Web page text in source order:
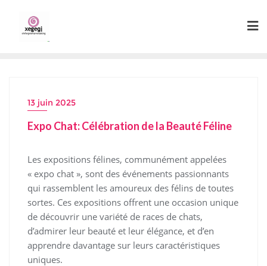
content
13 juin 2025
Expo Chat: Célébration de la Beauté Féline
Les expositions félines, communément appelées
« expo chat », sont des événements passionnants
qui rassemblent les amoureux des félins de toutes
sortes. Ces expositions offrent une occasion unique
de découvrir une variété de races de chats,
d’admirer leur beauté et leur élégance, et d’en
apprendre davantage sur leurs caractéristiques
uniques.